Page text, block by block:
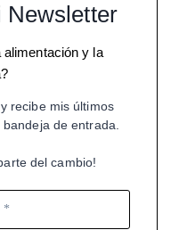
Newsletter
alimentación y la
recibe mis últimos
de entrada.
del cambio!